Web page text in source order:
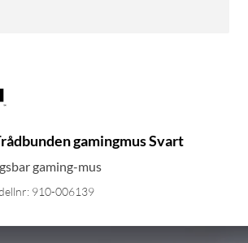
gamingmus Svart
gaming-mus
910-006139